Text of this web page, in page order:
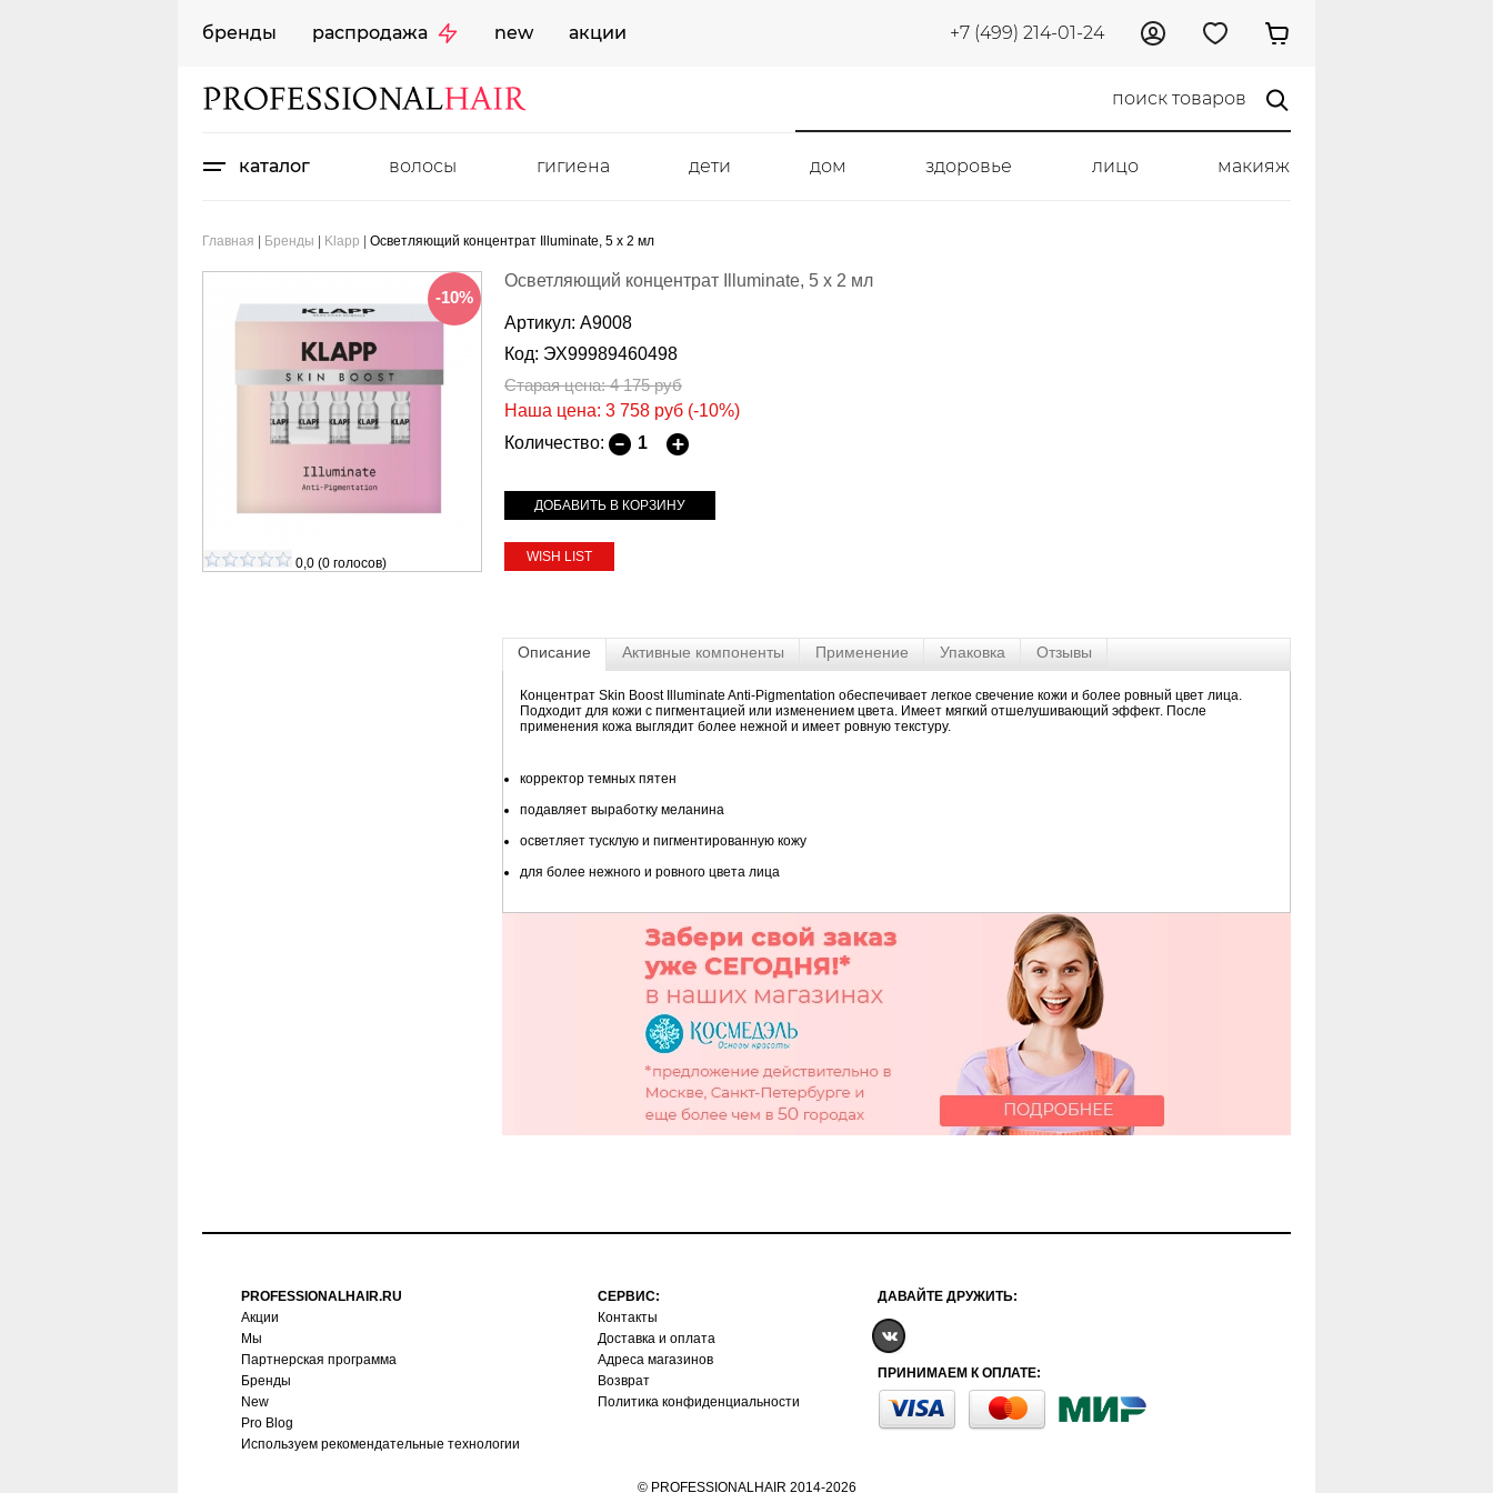
бренды распродажа new акции +7 (499) 214-01-24
каталог волосы гигиена дети дом здоровье лицо макияж
Главная Бренды Klapp Осветляющий концентрат Illuminate, 5 x 2 мл
-10%
0,0 (0 голосов)
Осветляющий концентрат Illuminate, 5 x 2 мл
Артикул: A9008
Код: ЭХ99989460498
Старая цена: 4 175руб
Наша цена: 3 758 руб (-10%)
Количество:
WISH LIST
Описание Активные компоненты Применение Упаковка Отзывы
Концентрат Skin Boost Illuminate Anti-Pigmentation обеспечивает легкое свечение кожи и более ровный цвет лица.
Подходит для кожи с пигментацией или изменением цвета. Имеет мягкий отшелушивающий эффект. После
применения кожа выглядит более нежной и имеет ровную текстуру.
корректор темных пятен
подавляет выработку меланина
осветляет тусклую и пигментированную кожу
для более нежного и ровного цвета лица
PROFESSIONALHAIR.RU
Акции
Мы
Партнерская программа
Бренды
New
Pro Blog
Используем рекомендательные технологии
СЕРВИС:
Контакты
Доставка и оплата
Адреса магазинов
Возврат
Политика конфиденциальности
ДАВАЙТЕ ДРУЖИТЬ:
ПРИНИМАЕМ К ОПЛАТЕ:
© PROFESSIONALHAIR 2014-2026